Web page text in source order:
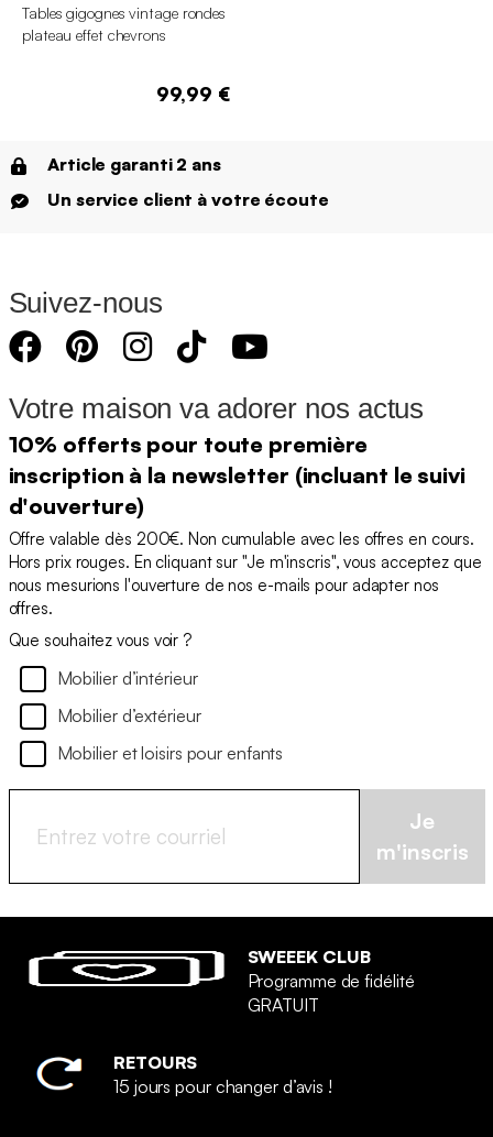
Tables gigognes vintage rondes
plateau effet chevrons
99,99 €
Article garanti 2 ans
Un service client à votre écoute
Suivez-nous
Votre maison va adorer nos actus
10% offerts pour toute première
inscription à la newsletter (incluant le suivi
d'ouverture)
Offre valable dès 200€. Non cumulable avec les offres en cours.
Hors prix rouges. En cliquant sur "Je m'inscris", vous acceptez que
nous mesurions l'ouverture de nos e-mails pour adapter nos
offres.
Que souhaitez vous voir ?
Mobilier d’intérieur
Mobilier d’extérieur
Mobilier et loisirs pour enfants
Je
m'inscris
SWEEEK CLUB
Programme de fidélité
GRATUIT
RETOURS
15 jours pour changer d’avis !